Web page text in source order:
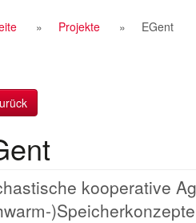
Projekte EGent
kooperative